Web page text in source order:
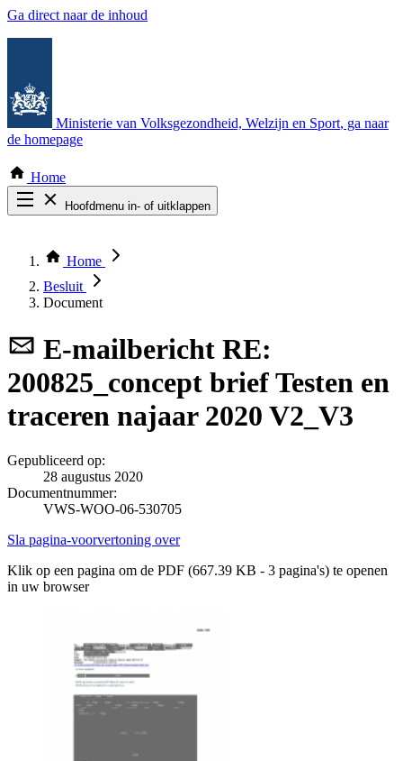
Ga direct naar de inhoud
Ministerie van Volksgezondheid, Welzijn en Sport, ga naar
de homepage
Home
Hoofdmenu in- of uitklappen
Thema COVID-19
Bekijk per bestuursorgaan
Home
Besluit
Document
E-mailbericht RE:
200825_concept brief Testen en
traceren najaar 2020 V2_V3
Gepubliceerd op:
28 augustus 2020
Documentnummer:
VWS-WOO-06-530705
Sla pagina-voorvertoning over
Klik op een pagina om de PDF (667.39 KB - 3 pagina's) te openen
in uw browser